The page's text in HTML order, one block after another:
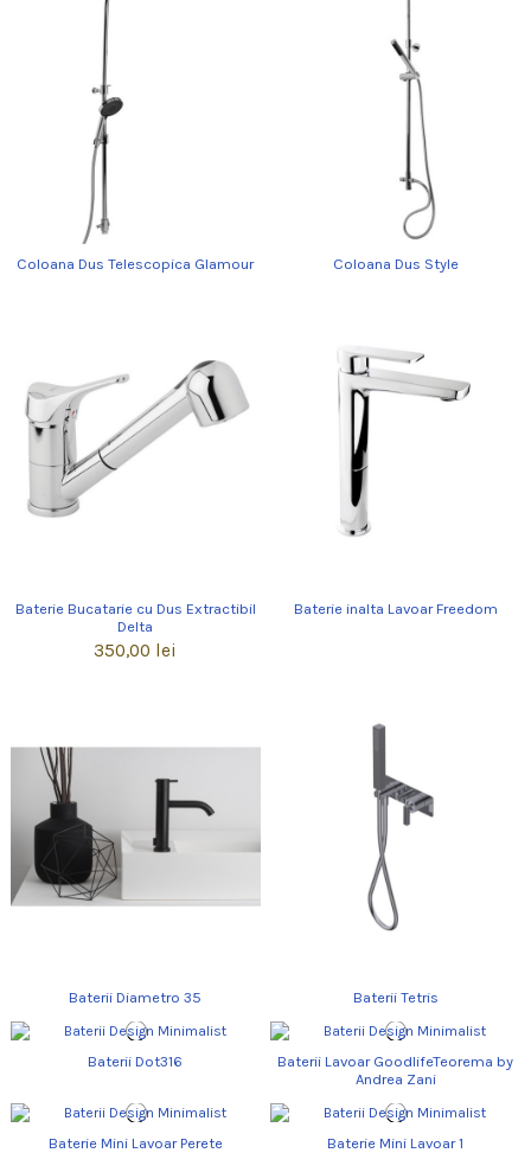
Coloana Dus Telescopica Glamour Coloana Dus Style
Baterie Bucatarie cu Dus Extractibil
Delta
350,00 lei
Baterie inalta Lavoar Freedom
Baterii Diametro 35 Baterii Tetris
Baterii Dot316
Baterii Lavoar GoodlifeTeorema by
Andrea Zani
Baterie Mini Lavoar Perete Baterie Mini Lavoar 1